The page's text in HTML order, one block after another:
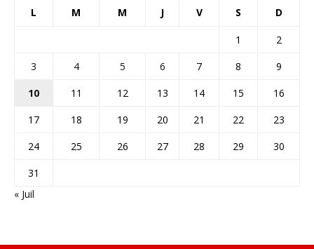
L M M J V S D
1
2
3
4 5 6 7 8
9
10
11 12 13 14 15
16
17
18 19 20 21 22
23
24
25 26 27 28 29
30
31
« Juil